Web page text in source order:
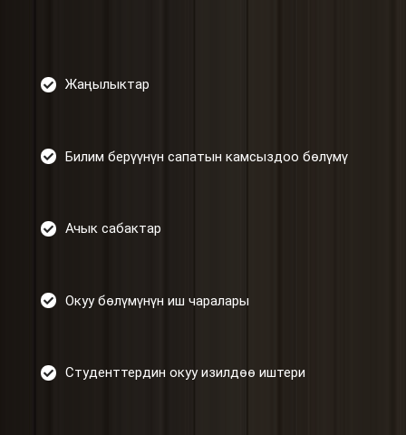
Жаңылыктар
Билим берүүнүн сапатын камсыздоо бөлүмү
Ачык сабактар
Окуу бөлүмүнүн иш чаралары
Студенттердин окуу изилдөө иштери